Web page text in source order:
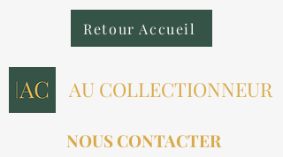
Retour Accueil
AU COLLECTIONNEUR
NOUS CONTACTER